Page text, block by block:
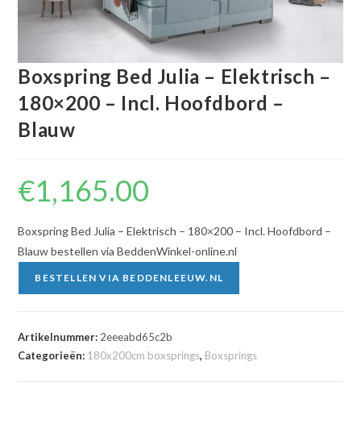
Boxspring Bed Julia – Elektrisch –
180×200 – Incl. Hoofdbord –
Blauw
€1,165.00
Boxspring Bed Julia – Elektrisch – 180×200 – Incl. Hoofdbord –
Blauw bestellen via BeddenWinkel-online.nl
BESTELLEN VIA BEDDENLEEUW.NL
Artikelnummer: 2eeeabd65c2b
Categorieën: 180x200cm boxsprings, Boxsprings